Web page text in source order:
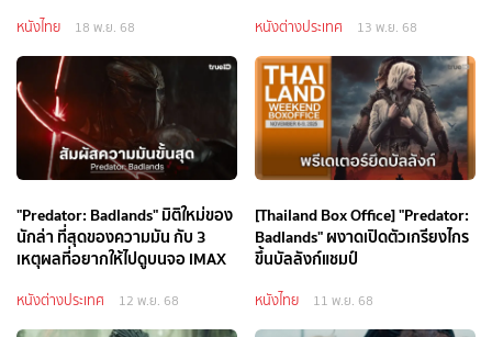
หนังไทย 18 พ.ย. 68 หนังต่างประเทศ 13 พ.ย. 68
"Predator: Badlands" มิติใหม่ของ
นักล่า ที่สุดของความมัน กับ 3
เหตุผลที่อยากให้ไปดูบนจอ IMAX
หนังต่างประเทศ 12 พ.ย. 68
[Thailand Box Office] "Predator:
Badlands" ผงาดเปิดตัวเกรียงไกร
ขึ้นบัลลังก์แชมป์
หนังไทย 11 พ.ย. 68